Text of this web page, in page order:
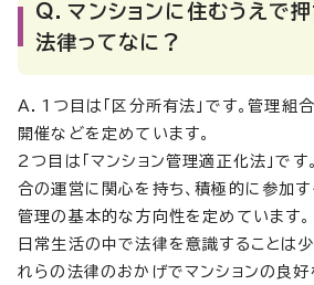
Q．マンションに住むうえで
法律ってなに？
A．1つ目は「区分所有法」です。管理
開催などを定めています。
2つ目は「マンション管理適正化法」で
合の運営に関心を持ち、積極的に参加す
管理の基本的な方向性を定めています。
日常生活の中で法律を意識することは
れらの法律のおかげでマンションの良